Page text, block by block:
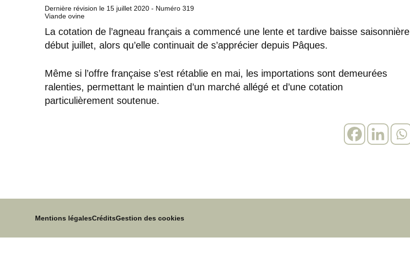
Dernière révision le 15 juillet 2020 - Numéro 319
Viande ovine
La cotation de l’agneau français a commencé une lente et tardive baisse saisonnière
début juillet, alors qu’elle continuait de s’apprécier depuis Pâques.
Même si l’offre française s’est rétablie en mai, les importations sont demeurées
ralenties, permettant le maintien d’un marché allégé et d’une cotation
particulièrement soutenue.
Mentions légalesCréditsGestion des cookies